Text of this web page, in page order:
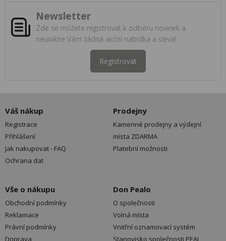
Newsletter
Zde se můžete registrovat k odběru novinek a
neunikne Vám žádná akční nabídka a sleva!
Registrovat
Váš nákup
Registrace
Přihlášení
Jak nakupovat - FAQ
Ochrana dat
Prodejny
Kamenné prodejny a výdejní
místa ZDARMA
Platební možnosti
Vše o nákupu
Obchodní podmínky
Reklamace
Právní podmínky
Doprava
Don Pealo
O společnosti
Volná místa
Vnitřní oznamovací systém
Stanovisko společnosti PEAL